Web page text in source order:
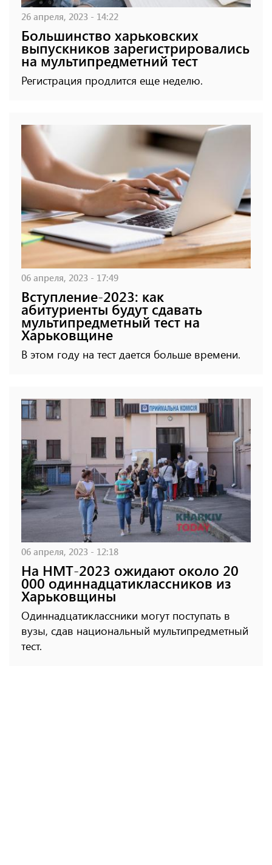
26 апреля, 2023 - 14:22
Большинство харьковских
выпускников зарегистрировались
на мультипредметний тест
Регистрация продлится еще неделю.
06 апреля, 2023 - 17:49
Вступление-2023: как
абитуриенты будут сдавать
мультипредметный тест на
Харьковщине
В этом году на тест дается больше времени.
06 апреля, 2023 - 12:18
На НМТ-2023 ожидают около 20
000 одиннадцатиклассников из
Харьковщины
Одиннадцатиклассники могут поступать в
вузы, сдав национальный мультипредметный
тест.